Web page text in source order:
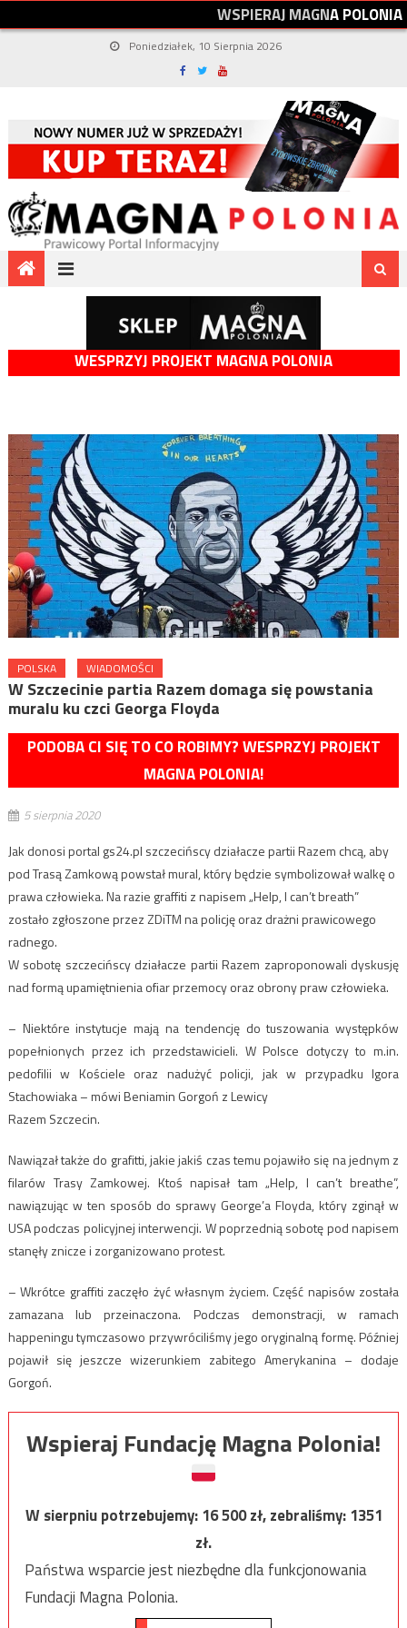
WSPIERAJMAGNAPOLONIA
Poniedziałek, 10 Sierpnia 2026
WESPRZYJ PROJEKT MAGNA POLONIA
POLSKA WIADOMOŚCI
W Szczecinie partia Razem domaga się powstania
muralu ku czci Georga Floyda
PODOBA CI SIĘ TO CO ROBIMY? WESPRZYJ PROJEKT
MAGNA POLONIA!
5 sierpnia 2020
Jak donosi portal gs24.pl szczecińscy działacze partii Razem chcą, aby
pod Trasą Zamkową powstał mural, który będzie symbolizował walkę o
prawa człowieka. Na razie graffiti z napisem „Help, I can’t breath”
zostało zgłoszone przez ZDiTM na policję oraz drażni prawicowego
radnego.
W sobotę szczecińscy działacze partii Razem zaproponowali dyskusję
nad formą upamiętnienia ofiar przemocy oraz obrony praw człowieka.
– Niektóre instytucje mają na tendencję do tuszowania występków
popełnionych przez ich przedstawicieli. W Polsce dotyczy to m.in.
pedofilii w Kościele oraz nadużyć policji, jak w przypadku Igora
Stachowiaka – mówi Beniamin Gorgoń z Lewicy
Razem Szczecin.
Nawiązał także do grafitti, jakie jakiś czas temu pojawiło się na jednym z
filarów Trasy Zamkowej. Ktoś napisał tam „Help, I can’t breathe”,
nawiązując w ten sposób do sprawy George’a Floyda, który zginął w
USA podczas policyjnej interwencji. W poprzednią sobotę pod napisem
stanęły znicze i zorganizowano protest.
– Wkrótce graffiti zaczęło żyć własnym życiem. Część napisów została
zamazana lub przeinaczona. Podczas demonstracji, w ramach
happeningu tymczasowo przywróciliśmy jego oryginalną formę. Później
pojawił się jeszcze wizerunkiem zabitego Amerykanina – dodaje
Gorgoń.
Wspieraj Fundację Magna Polonia!
W sierpniu potrzebujemy:16 500zł, zebraliśmy:1351
zł.
Państwa wsparcie jest niezbędne dla funkcjonowania
Fundacji Magna Polonia.